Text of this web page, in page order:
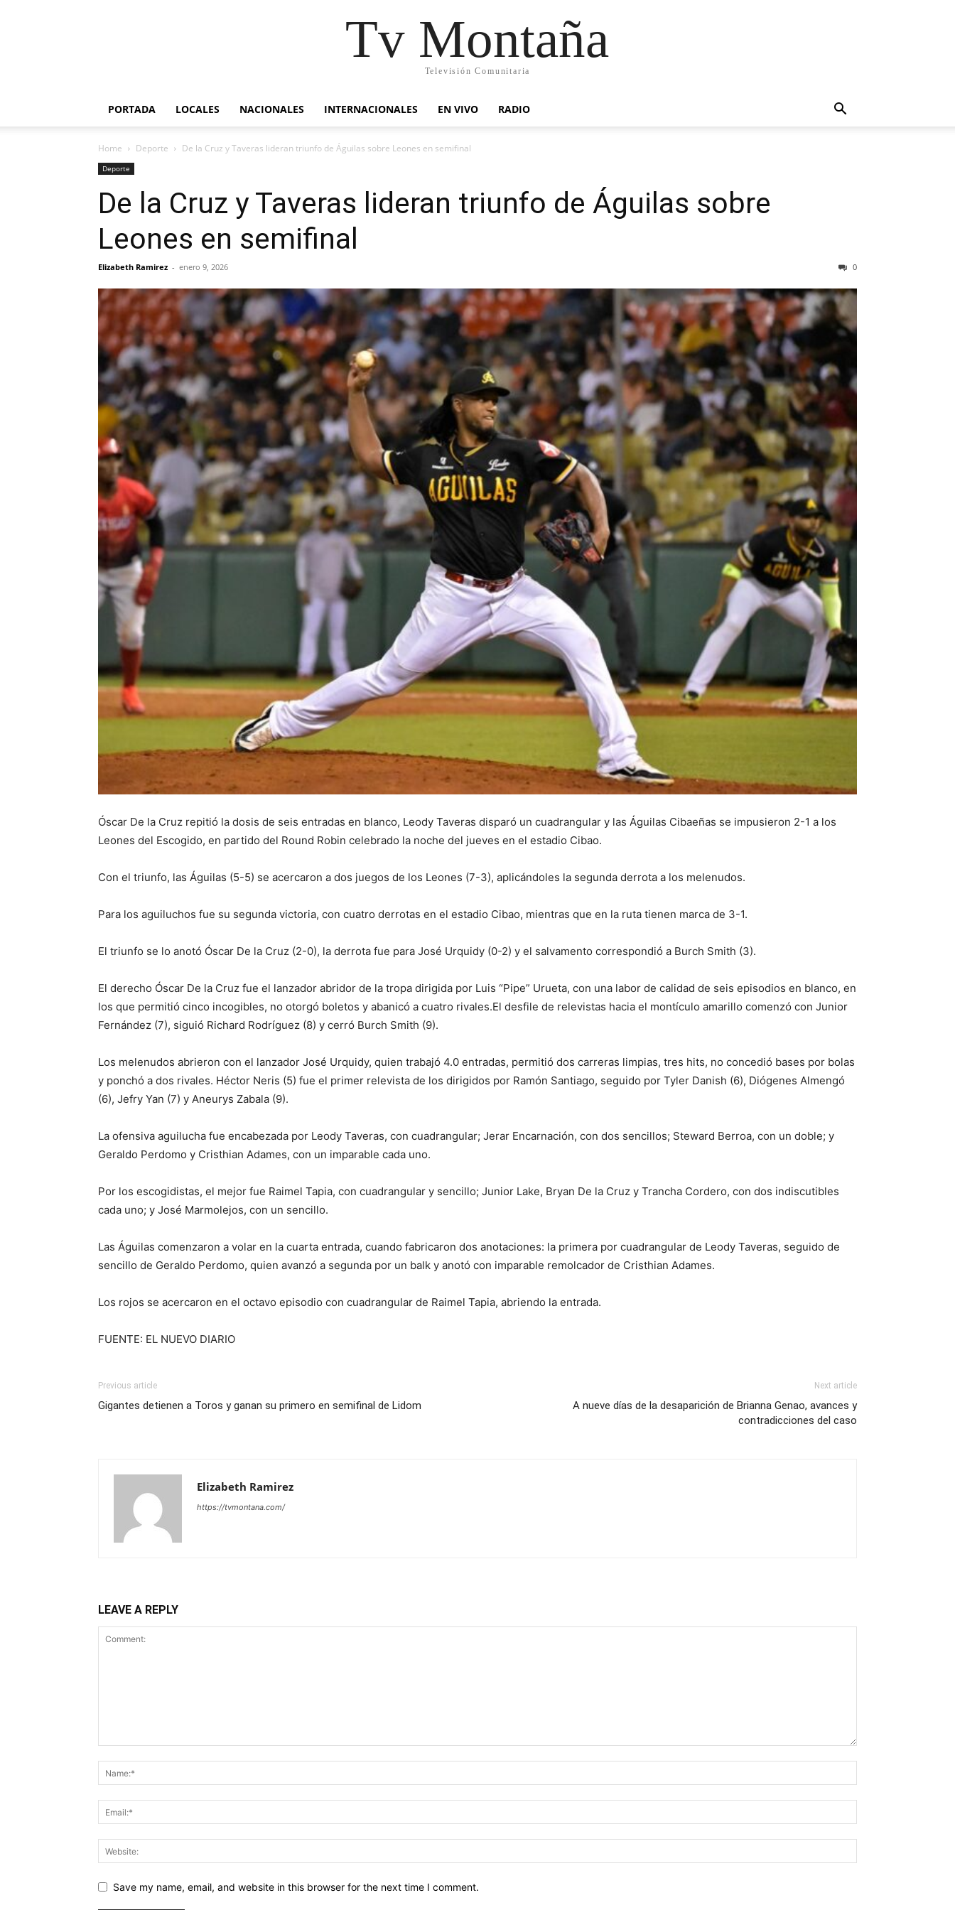
Tv Montaña
Televisión Comunitaria
PORTADA LOCALES NACIONALES INTERNACIONALES EN VIVO RADIO
Home Deporte De la Cruz y Taveras lideran triunfo de Águilas sobre Leones en semifinal
Deporte
De la Cruz y Taveras lideran triunfo de Águilas sobre
Leones en semifinal
Elizabeth Ramirez - enero 9, 2026 0
Óscar De la Cruz repitió la dosis de seis entradas en blanco, Leody Taveras disparó un cuadrangular y las Águilas Cibaeñas se impusieron 2-1 a los
Leones del Escogido, en partido del Round Robin celebrado la noche del jueves en el estadio Cibao.
Con el triunfo, las Águilas (5-5) se acercaron a dos juegos de los Leones (7-3), aplicándoles la segunda derrota a los melenudos.
Para los aguiluchos fue su segunda victoria, con cuatro derrotas en el estadio Cibao, mientras que en la ruta tienen marca de 3-1.
El triunfo se lo anotó Óscar De la Cruz (2-0), la derrota fue para José Urquidy (0-2) y el salvamento correspondió a Burch Smith (3).
El derecho Óscar De la Cruz fue el lanzador abridor de la tropa dirigida por Luis “Pipe” Urueta, con una labor de calidad de seis episodios en blanco, en
los que permitió cinco incogibles, no otorgó boletos y abanicó a cuatro rivales.El desfile de relevistas hacia el montículo amarillo comenzó con Junior
Fernández (7), siguió Richard Rodríguez (8) y cerró Burch Smith (9).
Los melenudos abrieron con el lanzador José Urquidy, quien trabajó 4.0 entradas, permitió dos carreras limpias, tres hits, no concedió bases por bolas
y ponchó a dos rivales. Héctor Neris (5) fue el primer relevista de los dirigidos por Ramón Santiago, seguido por Tyler Danish (6), Diógenes Almengó
(6), Jefry Yan (7) y Aneurys Zabala (9).
La ofensiva aguilucha fue encabezada por Leody Taveras, con cuadrangular; Jerar Encarnación, con dos sencillos; Steward Berroa, con un doble; y
Geraldo Perdomo y Cristhian Adames, con un imparable cada uno.
Por los escogidistas, el mejor fue Raimel Tapia, con cuadrangular y sencillo; Junior Lake, Bryan De la Cruz y Trancha Cordero, con dos indiscutibles
cada uno; y José Marmolejos, con un sencillo.
Las Águilas comenzaron a volar en la cuarta entrada, cuando fabricaron dos anotaciones: la primera por cuadrangular de Leody Taveras, seguido de
sencillo de Geraldo Perdomo, quien avanzó a segunda por un balk y anotó con imparable remolcador de Cristhian Adames.
Los rojos se acercaron en el octavo episodio con cuadrangular de Raimel Tapia, abriendo la entrada.
FUENTE: EL NUEVO DIARIO
Previous article
Gigantes detienen a Toros y ganan su primero en semifinal de Lidom
Next article
A nueve días de la desaparición de Brianna Genao, avances y
contradicciones del caso
Elizabeth Ramirez
https://tvmontana.com/
LEAVE A REPLY
Save my name, email, and website in this browser for the next time I comment.